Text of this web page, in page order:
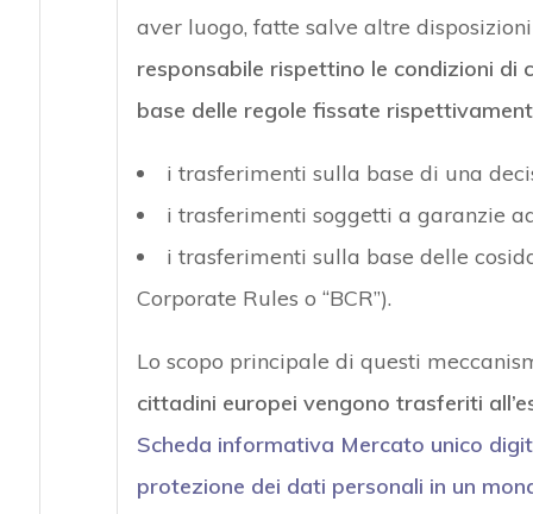
aver luogo, fatte salve altre
responsabile rispettino le condizioni di
base delle regole fissate
i trasferimenti sulla base di una
i trasferimenti soggetti a garanzie
i trasferimenti sulla base delle
Corporate Rules o “BCR”).
Lo scopo principale di questi
cittadini europei vengono trasferiti
Scheda informativa Mercato unico
protezione dei dati personali in un